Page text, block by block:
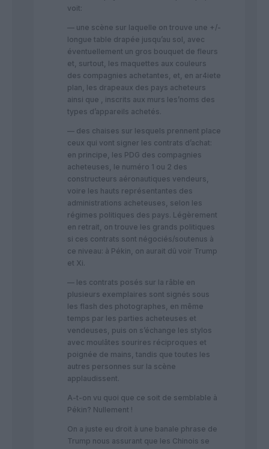
voit:
— une scène sur laquelle on trouve une +/-
longue table drapée jusqu’au sol, avec
éventuellement un gros bouquet de fleurs
et, surtout, les maquettes aux couleurs
des compagnies achetantes, et, en ar4iete
plan, les drapeaux des pays acheteurs
ainsi que , inscrits aux murs les’noms des
types d’appareils achetés.
— des chaises sur lesquels prennent place
ceux qui vont signer les contrats d’achat:
en principe, les PDG des compagnies
acheteuses, le numéro 1 ou 2 des
constructeurs aéronautiques vendeurs,
voire les hauts représentantes des
administrations acheteuses, selon les
régimes politiques des pays. Légèrement
en retrait, on trouve les grands politiques
si ces contrats sont négociés/soutenus à
ce niveau: à Pékin, on aurait dû voir Trump
et Xi.
— les contrats posés sur la râble en
plusieurs exemplaires sont signés sous
les flash des photographes, en même
temps par les parties acheteuses et
vendeuses, puis on s’échange les stylos
avec moulâtes sourires réciproques et
poignée de mains, tandis que toutes les
autres personnes sur la scène
applaudissent.
A-t-on vu quoi que ce soit de semblable à
Pékin? Nullement !
On a juste eu droit à une banale phrase de
Trump nous assurant que les Chinois se